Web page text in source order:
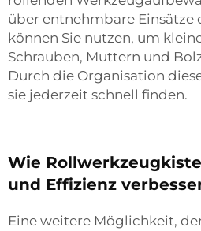
über entnehmbare Einsätze
können Sie nutzen, um
Schrauben, Muttern und
Durch die Organisation
sie jederzeit schnell finden.
Wie
und Effizienz
Eine weitere Möglichkeit,